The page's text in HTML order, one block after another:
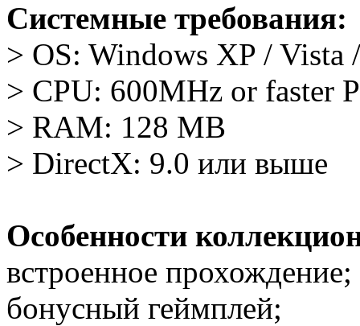
Системные требования:
> OS: Windows XP / Vista
> CPU: 600MHz or faster
> RAM: 128 MB
> DirectX: 9.0 или выше
Особенности
встроенное прохождение;
бонусный геймплей;